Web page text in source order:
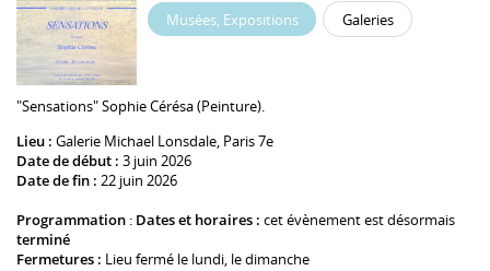
Musées, Expositions Galeries
"Sensations" Sophie Cérésa (Peinture).
Lieu : Galerie Michael Lonsdale, Paris 7e
Date de début : 3 juin 2026
Date de fin : 22 juin 2026
Programmation : Dates et horaires : cet évènement est désormais
terminé
Fermetures : Lieu fermé le lundi, le dimanche